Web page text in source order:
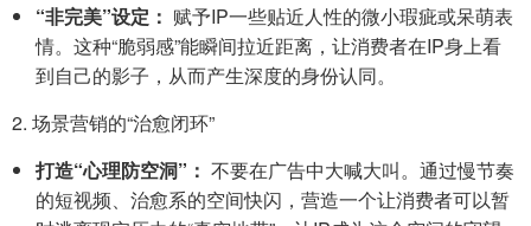
“非完美”设定： 赋予IP一些贴近人性的微小瑕疵或呆萌表
情。这种“脆弱感”能瞬间拉近距离，让消费者在IP身上看
到自己的影子，从而产生深度的身份认同。
2. 场景营销的“治愈闭环”
打造“心理防空洞”： 不要在广告中大喊大叫。通过慢节奏
的短视频、治愈系的空间快闪，营造一个让消费者可以暂